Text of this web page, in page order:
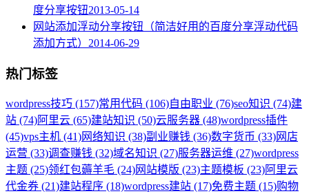
度分享按钮2013-05-14
网站添加浮动分享按钮（简洁好用的百度分享浮动代码
添加方式） 2014-06-29
热门标签
wordpress技巧 (157)常用代码 (106)自由职业 (76)seo知识 (74)建
站 (74)阿里云 (65)建站知识 (50)云服务器 (48)wordpress插件
(45)vps主机 (41)网络知识 (38)副业赚钱 (36)数字货币 (33)网店
运营 (33)调查赚钱 (32)域名知识 (27)服务器运维 (27)wordpress
主题 (25)领红包薅羊毛 (24)网站模版 (23)主题模板 (23)阿里云
代金券 (21)建站程序 (18)wordpress建站 (17)免费主题 (15)购物